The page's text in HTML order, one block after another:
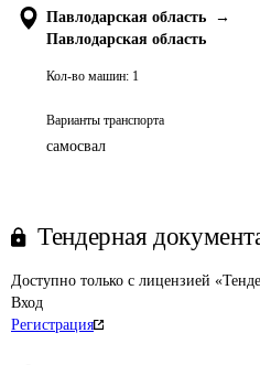
Павлодарская область
→
Павлодарская область
Кол-во машин: 1
Варианты транспорта
самосвал
Тендерная
Доступно только с лицензией
Вход
Регистрация